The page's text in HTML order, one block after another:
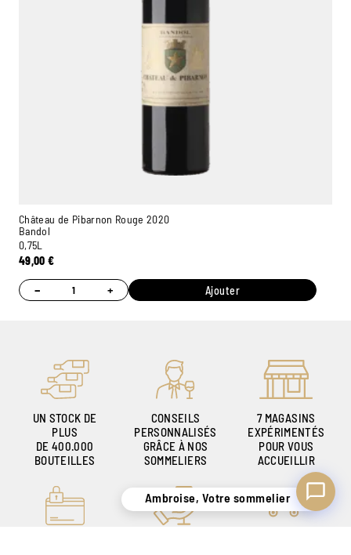
Château de Pibarnon Rouge 2020
Bandol
0,75L
49,00€
− + Ajouter
UN STOCK DE
PLUS
DE 400.000
BOUTEILLES
CONSEILS
PERSONNALISÉS
GRÂCE À NOS
SOMMELIERS
7 MAGASINS
EXPÉRIMENTÉS
POUR VOUS
ACCUEILLIR
Ambroise, Votre sommelier
Disponible pour vous conseiller